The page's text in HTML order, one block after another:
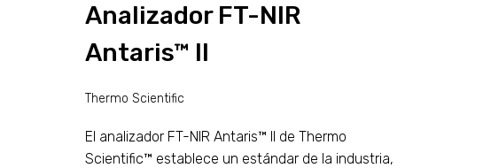
Analizador FT-NIR
Antaris™ II
Thermo Scientific
El analizador FT-NIR Antaris™ II de Thermo
Scientific™ establece un estándar de la industria,